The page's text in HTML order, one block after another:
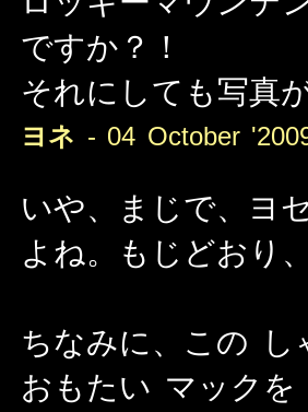
ですか？！
それにしても写真
ヨネ - 04 October
いや、まじで、ヨ
よね。もじどおり
ちなみに、この
おもたい マック